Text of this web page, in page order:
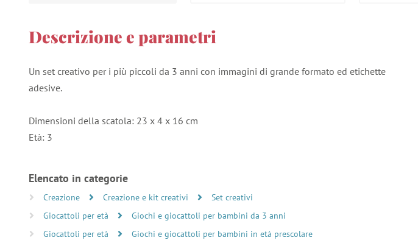
Descrizione e parametri
Un set creativo per i più piccoli da 3 anni con immagini di grande formato ed etichette
adesive.
Dimensioni della scatola: 23 x 4 x 16 cm
Età: 3
Elencato in categorie
Creazione Creazione e kit creativi
Set creativi
Giocattoli per età
Giochi e giocattoli per bambini da 3 anni
Giocattoli per età
Giochi e giocattoli per bambini in età prescolare